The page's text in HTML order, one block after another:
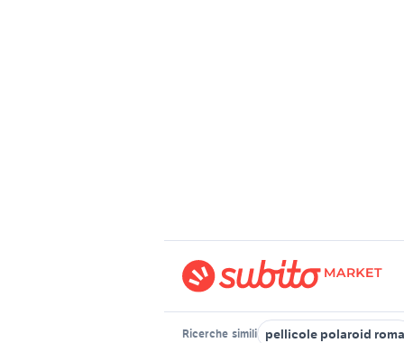
Ricerche simili pellicole polaroid roma